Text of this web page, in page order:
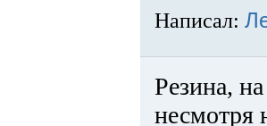
Написал:
Резина,
несмотря